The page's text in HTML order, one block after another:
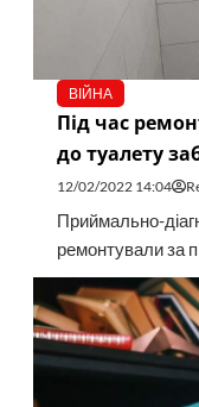
ВІЙНА
Під час
до туалету
12/02/2022 14:04
Приймально-
ремонтували за